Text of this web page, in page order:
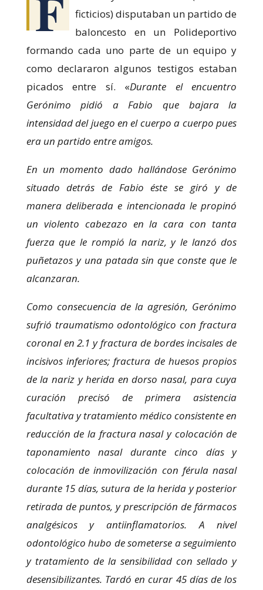
ficticios) disputaban un partido de
baloncesto en un Polideportivo
formando cada uno parte de un equipo y
como declararon algunos testigos estaban
picados entre sí. «Durante el encuentro
Gerónimo pidió a Fabio que bajara la
intensidad del juego en el cuerpo a cuerpo pues
era un partido entre amigos.
En un momento dado hallándose Gerónimo
situado detrás de Fabio éste se giró y de
manera deliberada e intencionada le propinó
un violento cabezazo en la cara con tanta
fuerza que le rompió la nariz, y le lanzó dos
puñetazos y una patada sin que conste que le
alcanzaran.
Como consecuencia de la agresión, Gerónimo
sufrió traumatismo odontológico con fractura
coronal en 2.1 y fractura de bordes incisales de
incisivos inferiores; fractura de huesos propios
de la nariz y herida en dorso nasal, para cuya
curación precisó de primera asistencia
facultativa y tratamiento médico consistente en
reducción de la fractura nasal y colocación de
taponamiento nasal durante cinco días y
colocación de inmovilización con férula nasal
durante 15 días, sutura de la herida y posterior
retirada de puntos, y prescripción de fármacos
analgésicos y antiinflamatorios. A nivel
odontológico hubo de someterse a seguimiento
y tratamiento de la sensibilidad con sellado y
desensibilizantes. Tardó en curar 45 días de los
para que
funcione la
Estadísticas
podamos
mejorar la
funcionalidad
y estructura
base a cómo
Experiencia
Para que
funcione lo
mejor posible
durante tu
visita. Si
rechaza estas
cookies,
funcionalidades
de la web.
Marketing
Al compartir tus
comportamiento
mientras visitas
nuestro sitio,
aumentas la
posibilidad de
ver contenido y
ofertas